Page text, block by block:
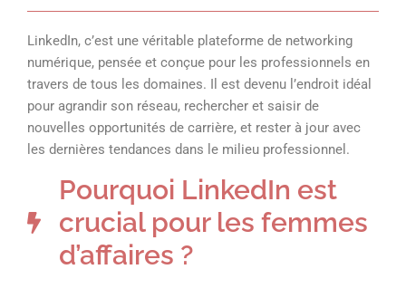
LinkedIn, c’est une véritable plateforme de networking
numérique, pensée et conçue pour les professionnels en
travers de tous les domaines. Il est devenu l’endroit idéal
pour agrandir son réseau, rechercher et saisir de
nouvelles opportunités de carrière, et rester à jour avec
les dernières tendances dans le milieu professionnel.
Pourquoi LinkedIn est
crucial pour les femmes
d’affaires ?